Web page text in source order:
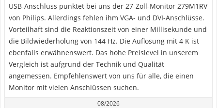
USB-Anschluss punktet bei uns der 27-Zoll-Monitor 279M1RV
von Philips. Allerdings fehlen ihm VGA- und DVI-Anschlüsse.
Vorteilhaft sind die Reaktionszeit von einer Millisekunde und
die Bildwiederholung von 144 Hz. Die Auflösung mit 4 K ist
ebenfalls erwähnenswert. Das hohe Preislevel in unserem
Vergleich ist aufgrund der Technik und Qualität
angemessen. Empfehlenswert von uns für alle, die einen
Monitor mit vielen Anschlüssen suchen.
08/2026